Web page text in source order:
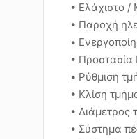
• Ελάχιστο /
• Παροχή
•
• Προστασία
• Ρύθμιση
• Κλίση
• Διάμετρος
• Σύστημα